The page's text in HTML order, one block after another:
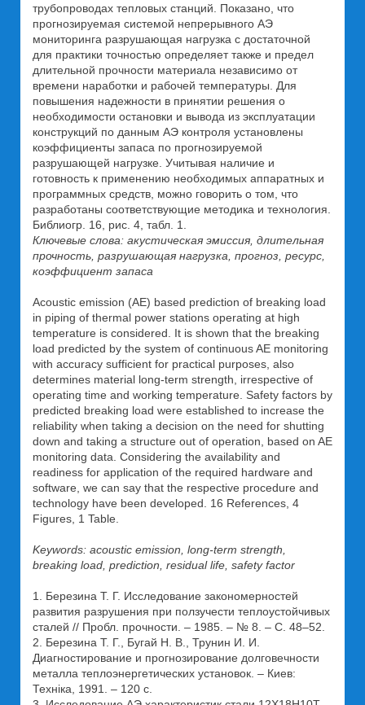
трубопроводах тепловых станций. Показано, что
прогнозируемая системой непрерывного АЭ
мониторинга разрушающая нагрузка с достаточной
для практики точностью определяет также и предел
длительной прочности материала независимо от
времени наработки и рабочей температуры. Для
повышения надежности в принятии решения о
необходимости остановки и вывода из эксплуатации
конструкций по данным АЭ контроля установлены
коэффициенты запаса по прогнозируемой
разрушающей нагрузке. Учитывая наличие и
готовность к применению необходимых аппаратных и
программных средств, можно говорить о том, что
разработаны соответствующие методика и технология.
Библиогр. 16, рис. 4, табл. 1.
Ключевые слова: акустическая эмиссия, длительная
прочность, разрушающая нагрузка, прогноз, ресурс,
коэффициент запаса
Acoustic emission (AE) based prediction of breaking load
in piping of thermal power stations operating at high
temperature is considered. It is shown that the breaking
load predicted by the system of continuous AE monitoring
with accuracy sufficient for practical purposes, also
determines material long-term strength, irrespective of
operating time and working temperature. Safety factors by
predicted breaking load were established to increase the
reliability when taking a decision on the need for shutting
down and taking a structure out of operation, based on AE
monitoring data. Considering the availability and
readiness for application of the required hardware and
software, we can say that the respective procedure and
technology have been developed. 16 References, 4
Figures, 1 Table.
Keywords: acoustic emission, long-term strength,
breaking load, prediction, residual life, safety factor
1. Березина Т. Г. Исследование закономерностей
развития разрушения при ползучести теплоустойчивых
сталей // Пробл. прочности. – 1985. – № 8. – С. 48–52.
2. Березина Т. Г., Бугай Н. В., Трунин И. И.
Диагностирование и прогнозирование долговечности
металла тепло­энергетических установок. – Киев:
Техніка, 1991. – 120 с.